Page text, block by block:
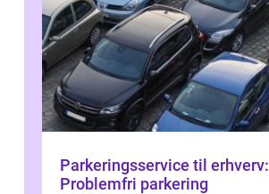
Parkeringsservice til erhverv:
Problemfri parkering